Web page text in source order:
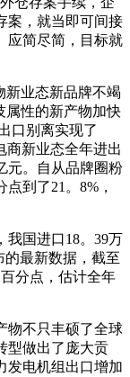
案，就当即可间接
应简尽简，目标就
业态新品牌不竭
属性的新产物加快
口别离实现了
商新业态全年进出
元。自从品牌圈粉
到了21。8%，
国进口18。39万
的最新数据，截至
分点，估计全年
不只丰硕了全球
型做出了庞大贡
发电机组出口增加